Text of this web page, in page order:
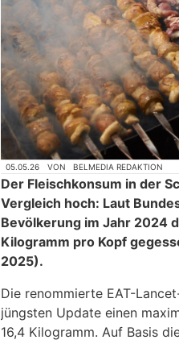
05.05.26 VON BELMEDIA REDAKTION
Der Fleischkonsum in der
Vergleich hoch: Laut
Bevölkerung im Jahr 2024
Kilogramm pro Kopf
2025).
Die renommierte EAT-
jüngsten Update einen
16,4 Kilogramm. Auf Basis